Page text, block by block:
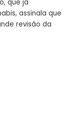
que já
assinala que
revisão da